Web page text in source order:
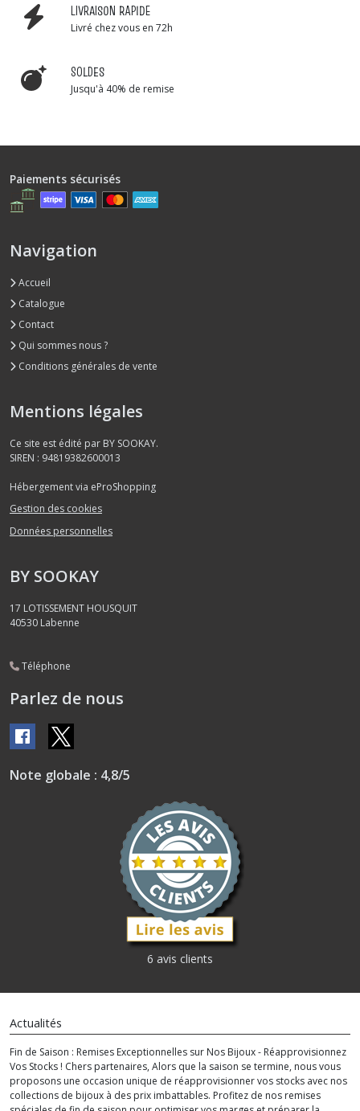
LIVRAISON RAPIDE
Livré chez vous en 72h
SOLDES
Jusqu'à 40% de remise
Paiements sécurisés
Navigation
Accueil
Catalogue
Contact
Qui sommes nous ?
Conditions générales de vente
Mentions légales
Ce site est édité par BY SOOKAY.
SIREN : 94819382600013
Hébergement via eProShopping
Gestion des cookies
Données personnelles
BY SOOKAY
17 LOTISSEMENT HOUSQUIT
40530 Labenne
Téléphone
Parlez de nous
Note globale : 4,8/5
6 avis clients
Actualités
Fin de Saison : Remises Exceptionnelles sur Nos Bijoux - Réapprovisionnez
Vos Stocks ! Chers partenaires, Alors que la saison se termine, nous vous
proposons une occasion unique de réapprovisionner vos stocks avec nos
collections de bijoux à des prix imbattables. Profitez de nos remises